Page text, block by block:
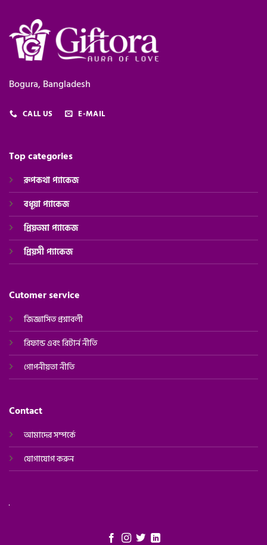
Bogura, Bangladesh
CALL US E-MAIL
Top categories
রূপকথা প্যাকেজ
বধূয়া প্যাকেজ
প্রিয়তমা প্যাকেজ
প্রিয়সীপ্যাকেজ
Cutomer service
জিজ্ঞাসিত প্রশ্নাবলী
রিফান্ড এবং রিটার্ন নীতি
গোপনীয়তা নীতি
Contact
আমাদের সম্পর্কে
যোগাযোগ করুন